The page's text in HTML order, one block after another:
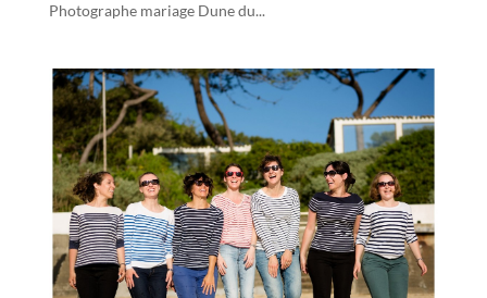
Photographe mariage Dune du...